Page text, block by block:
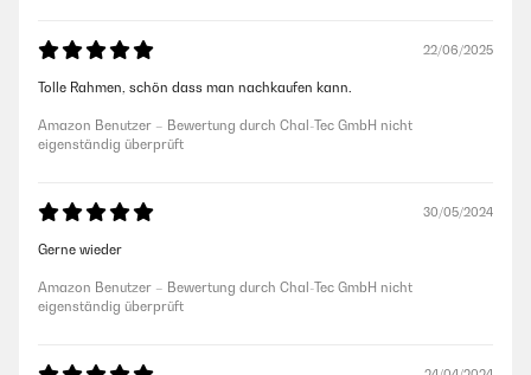
22/06/2025
Tolle Rahmen, schön dass man nachkaufen kann.
Amazon Benutzer – Bewertung durch Chal-Tec GmbH nicht
eigenständig überprüft
30/05/2024
Gerne wieder
Amazon Benutzer – Bewertung durch Chal-Tec GmbH nicht
eigenständig überprüft